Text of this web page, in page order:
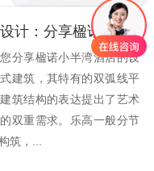
艺加酒店设计：分享楹诺小半湾酒店设计的观点
分享楹诺小半湾酒店的设
建筑，其特有的双弧线平
筑结构的表达提出了艺术
双重需求。乐高一般分节
筑，...